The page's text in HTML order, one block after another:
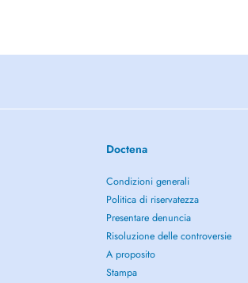
Doctena
Condizioni generali
Politica di riservatezza
Presentare denuncia
Risoluzione delle controversie
A proposito
Stampa